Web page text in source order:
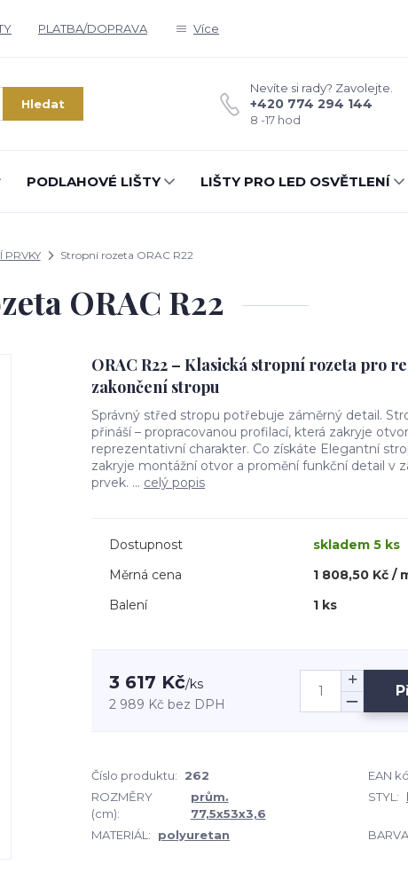
PLATBA/DOPRAVA Více
Hledat
Nevíte si rady? Zavolejte.
+420 774 294 144
8 -17 hod
PODLAHOVÉ LIŠTY LIŠTY PRO LED OSVĚTLENÍ
PRVKY Stropní rozeta ORAC R22
ORAC R22
ORAC R22 – Klasická stropní rozeta pro
zakončení stropu
Správný střed stropu potřebuje záměrný detail.
přináší – propracovanou profilací, která zakryje
reprezentativní charakter. Co získáte Elegantní
zakryje montážní otvor a promění funkční detail v
prvek. ... celý popis
Dostupnost
skladem 5 ks
Měrná cena
1 808,50 Kč /
Balení
1 ks
3 617 Kč/ks
2 989 Kč bez DPH
Číslo produktu: 262 EAN
ROZMĚRY
(cm):
prům.
77,5x53x3,6
STYL:
MATERIÁL: polyuretan
v interiérovém designu?
Odeslat
osobních údajů
Zavřít